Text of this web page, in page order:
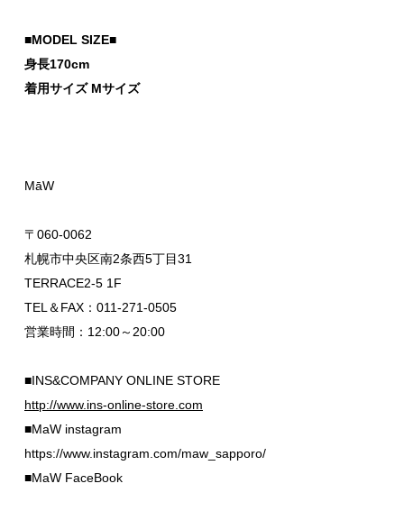
■MODEL SIZE■
身長170cm
着用サイズ Mサイズ
MāW
〒060-0062
札幌市中央区南2条西5丁目31
TERRACE2-5 1F
TEL＆FAX：011-271-0505
営業時間：12:00～20:00
■INS&COMPANY ONLINE STORE
http://www.ins-online-store.com
■MaW instagram
https://www.instagram.com/maw_sapporo/
■MaW FaceBook